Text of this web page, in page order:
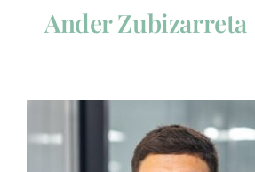
Ander Zubizarreta